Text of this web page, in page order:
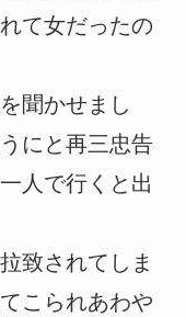
て女だったの
聞かせまし
にと再三忠告
人で行くと出
致されてしま
こられあわや